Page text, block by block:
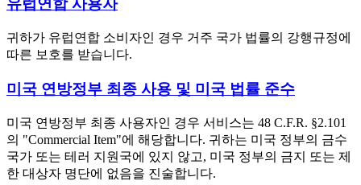
유럽연합 사용자
귀하가 유럽연합 소비자인 경우 거주 국가 법률의 강행규정에
따른 보호를 받습니다.
미국 연방정부 최종 사용 및 미국 법률 준수
미국 연방정부 최종 사용자인 경우 서비스는 48 C.F.R. §2.101
의 "Commercial Item"에 해당합니다. 귀하는 미국 정부의 금수
국가 또는 테러 지원국에 있지 않고, 미국 정부의 금지 또는 제
한 대상자 명단에 없음을 진술합니다.